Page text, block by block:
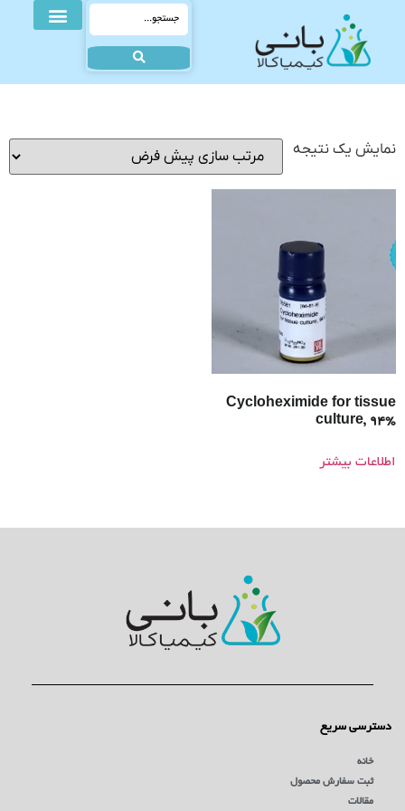
نمایش یک نتیجه
Cycloheximide for tissue
culture, 94%
اطلاعات بیشتر
دسترسی سریع
خانه
ثبت سفارش محصول
مقالات